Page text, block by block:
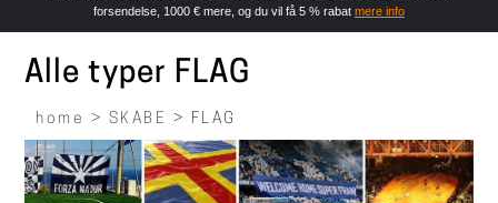
forsendelse, 1000 € mere, og du vil få 5 % rabat mere info
Alle typer FLAG
home > SKABE > FLAG